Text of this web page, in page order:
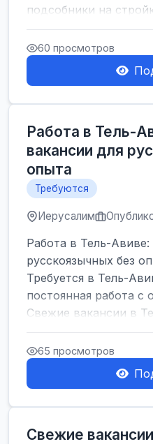
подсобники на
Срочно требуются
60 просмотров
Работа в Тель-
вакансии для
опыта
Требуются
Иерусалим
Работа в Тель-
русскоязычных без
Требуется в Тель-
постоянная работа с
Свежие вакансии в
и женщин от хозя...
65 просмотров
Свежие